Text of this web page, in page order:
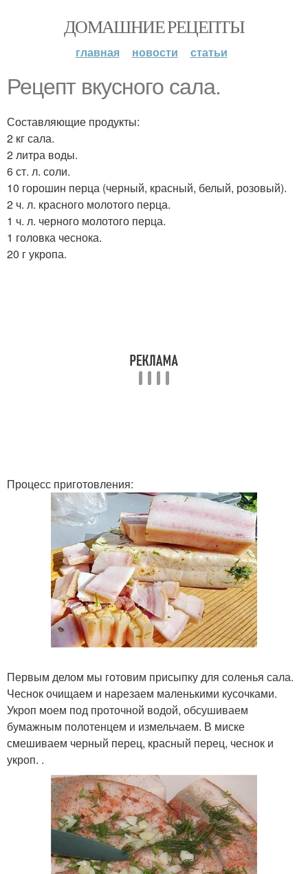
ДОМАШНИЕ РЕЦЕПТЫ
главная новости статьи
Рецепт вкусного сала.
Составляющие продукты:
2 кг сала.
2 литра воды.
6 ст. л. соли.
10 горошин перца (черный, красный, белый, розовый).
2 ч. л. красного молотого перца.
1 ч. л. черного молотого перца.
1 головка чеснока.
20 г укропа.
Процесс приготовления:
Первым делом мы готовим присыпку для соленья сала.
Чеснок очищаем и нарезаем маленькими кусочками.
Укроп моем под проточной водой, обсушиваем
бумажным полотенцем и измельчаем. В миске
смешиваем черный перец, красный перец, чеснок и
укроп. .